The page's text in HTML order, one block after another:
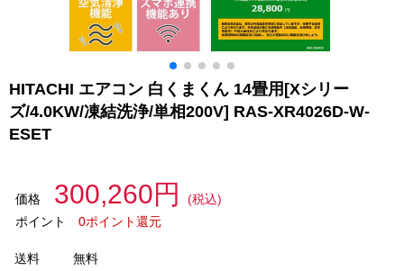
HITACHI エアコン 白くまくん 14畳用[Xシリー
ズ/4.0KW/凍結洗浄/単相200V] RAS-XR4026D-W-
ESET
価格 300,260円
(税込)
ポイント
0ポイント還元
送料
無料